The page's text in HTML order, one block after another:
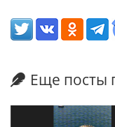
Еще посты